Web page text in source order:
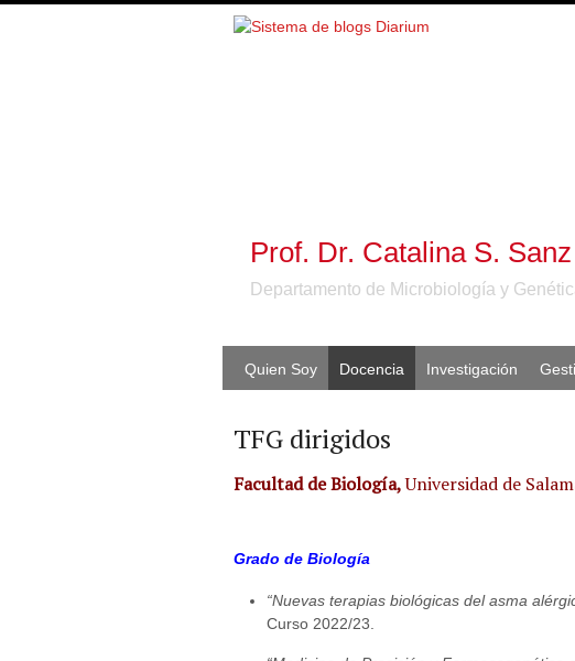
Prof. Dr. Catalina S.
Departamento de Microbiología y
Quien Soy Docencia Investigación
TFG dirigidos
Facultad de Biología,Universidad de
Grado de Biología
“Nuevas terapias biológicas del asma
Curso 2022/23.